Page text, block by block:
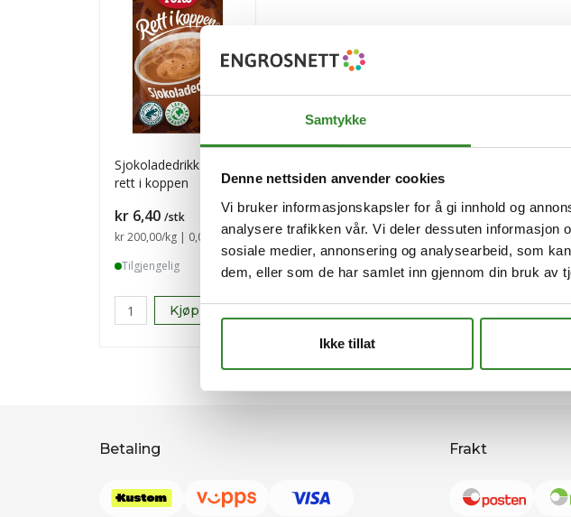
Samtykke
Denne nettsiden anvender cookies
Vi bruker informasjonskapsler for å gi innhold og
analysere trafikken vår. Vi deler dessuten informasjon
sosiale medier, annonsering og analysearbeid, som
dem, eller som de har samlet inn gjennom din bruk av
Ikke tillat
Sjokoladedrikk 32g
rett i koppen
Pris
kr 6,40 /stk
Sammenligning pris
kr 200,00/kg | 0,03 kg
Tilgjengelig
Kjøp
Betaling Frakt